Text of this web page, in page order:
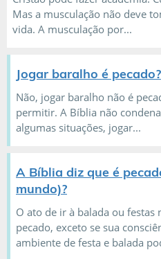
Mas a musculação não deve
vida. A musculação por...
Jogar baralho é pecado?
Não, jogar baralho não é
permitir. A Bíblia não
algumas situações, jogar...
A Bíblia diz que é
mundo)?
O ato de ir à balada ou festas
pecado, exceto se sua
ambiente de festa e balada